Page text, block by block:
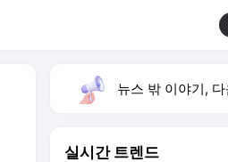
뉴스 밖 이야기, 다음
실시간 트렌드